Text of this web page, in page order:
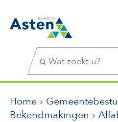
Zoekfunctie
Home
Bekendmakingen